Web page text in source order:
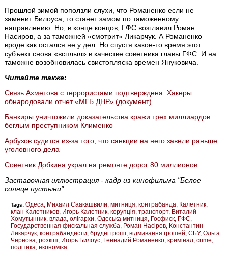
Прошлой зимой поползли слухи, что Романенко если не
заменит Билоуса, то станет замом по таможенному
направлению. Но, в конце концов, ГФС возглавил Роман
Насиров, а за таможней «смотрит» Ликарчук. А Романенко
вроде как остался не у дел. Но спустя какое-то время этот
субъект снова «всплыл» в качестве советника главы ГФС. И на
таможне возобновилась свистопляска времен Януковича.
Читайте также:
Связь Ахметова с террористами подтверждена. Хакеры
обнародовали отчет «МГБ ДНР» (документ)
Банкиры уничтожили доказательства кражи трех миллиардов
беглым преступником Клименко
Арбузов судится из-за того, что санкции на него завели раньше
уголовного дела
Советник Добкина украл на ремонте дорог 80 миллионов
Заставочная иллюстрация - кадр из кинофильма "Белое
солнце пустыни"
Tags:Одеса Михаил Саакашвили митниця контрабанда Калетник
клан Калетников Игорь Калетник корупція транспорт Виталий
Хомутынник влада олігархи Одеська митниця Госфиск ГФС
Государственная фискальная служба Роман Насіров Константин
Ликарчук контрабандисти брудні гроші відмивання грошей СБУ Ольга
Чернова розкіш Игорь Билоус Геннадий Романенко кримінал crime
політика економіка